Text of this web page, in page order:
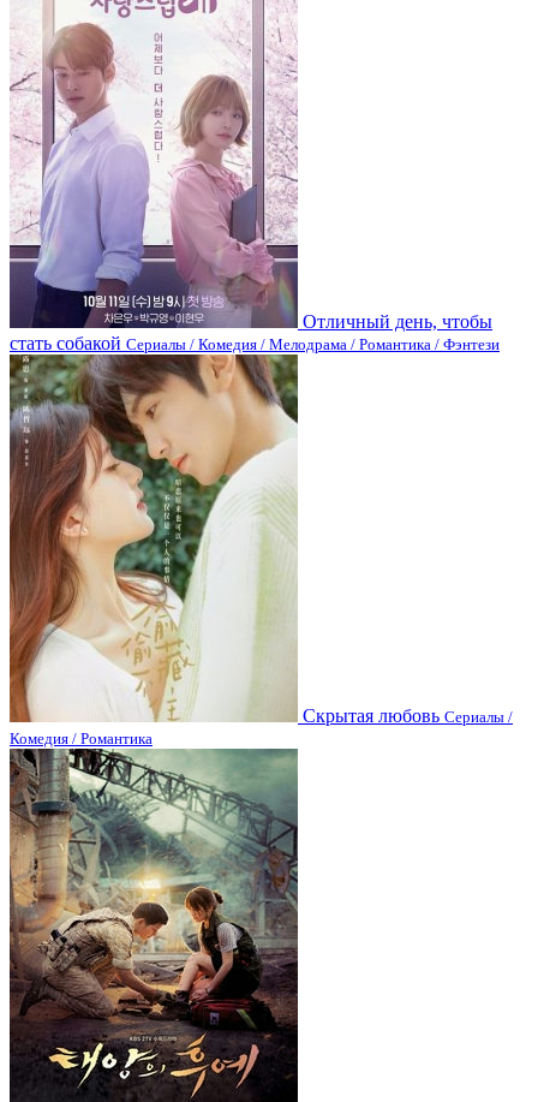
Отличный день, чтобы
стать собакой Сериалы / Комедия / Мелодрама / Романтика / Фэнтези
Скрытая любовь Сериалы /
Комедия / Романтика